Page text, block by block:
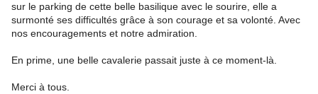
sur le parking de cette belle basilique avec le sourire, elle a
surmonté ses difficultés grâce à son courage et sa volonté. Avec
nos encouragements et notre admiration.
En prime, une belle cavalerie passait juste à ce moment-là.
Merci à tous.